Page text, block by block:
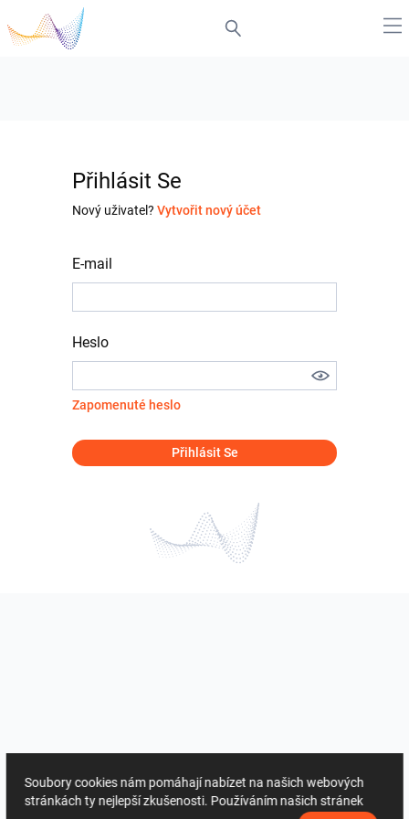
Přihlásit Se
Nový uživatel? Vytvořit nový účet
E-mail
Heslo
Zapomenuté heslo
Přihlásit Se
Soubory cookies nám pomáhají nabízet na našich webových
stránkách ty nejlepší zkušenosti. Používáním našich stránek